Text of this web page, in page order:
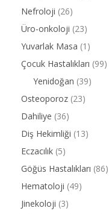
Nefroloji (26)
Üro-onkoloji (23)
Yuvarlak Masa (1)
Çocuk Hastalıkları (99)
Yenidoğan (39)
Osteoporoz (23)
Dahiliye (36)
Diş Hekimliği (13)
Eczacılık (5)
Göğüs Hastalıkları (86)
Hematoloji (49)
Jinekoloji (3)